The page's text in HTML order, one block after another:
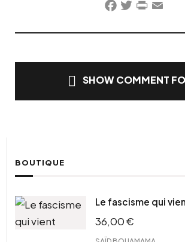
Facebook
TwitterPrintFriendly
Email
SHOW COMMENT
BOUTIQUE
Le fascisme qui
36,00€